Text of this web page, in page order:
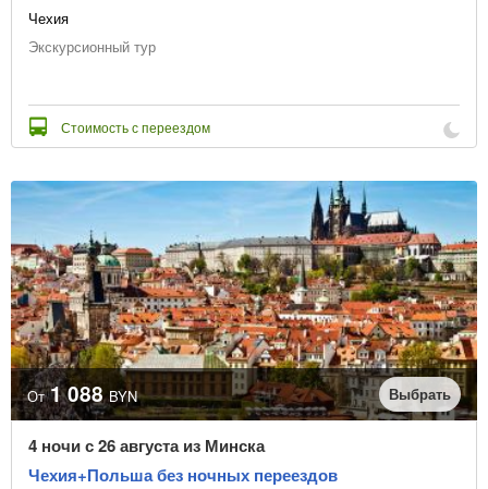
Чехия
Экскурсионный тур
Стоимость с переездом
От 1 088 BYN Выбрать
4 ночи с 26 августа из Минска
Чехия+Польша без ночных переездов